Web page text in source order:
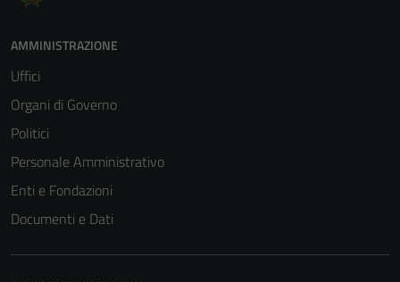
AMMINISTRAZIONE
Uffici
Organi di Governo
Politici
Personale Amministrativo
Enti e Fondazioni
Documenti e Dati